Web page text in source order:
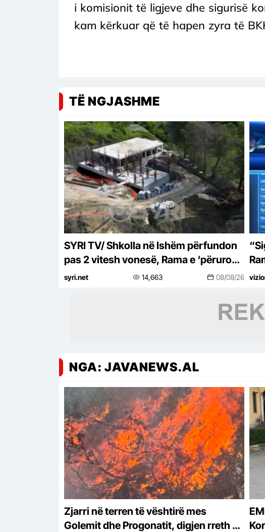
i komisionit të ligjeve dhe sigurisë
kam kërkuar që të hapen zyra të
TË NGJASHME
SYRI TV/ Shkolla në Ishëm përfundon
pas 2 vitesh vonesë, Rama e ‘përuron’
online pa asnjë shpjegim
syri.net 14,663 08/08/26
NGA: JAVANEWS.AL
Zjarri në terren të vështirë mes
Golemit dhe Progonatit, digjen rreth 3